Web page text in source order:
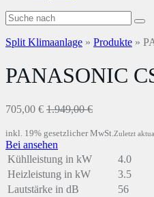
Split Klimaanlage » Produkte »
PANASONIC
705,00 € 1.949,00 €
inkl. 19% gesetzlicher MwSt. Zuletzt
Bei ansehen
Kühlleistung in kW
4.0
Heizleistung in kW
3.5
Lautstärke in dB
56